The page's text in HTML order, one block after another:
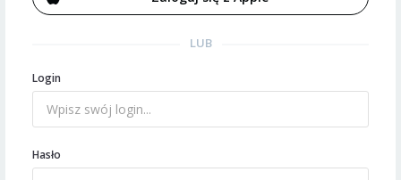
LUB
Login
Hasło